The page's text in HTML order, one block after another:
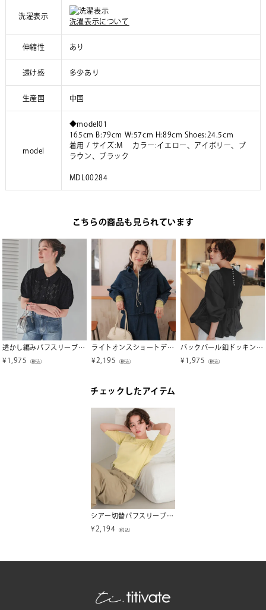
洗濯表示
洗濯表示について
伸縮性 あり
透け感 多少あり
生産国 中国
model
◆model01
165cm B:79cm W:57cm H:89cm Shoes:24.5cm
着用 / サイズ:M カラー:イエロー、アイボリー、ブ
ラウン、ブラック
MDL00284
こちらの商品も見られています
透かし編みパフスリーブニットトップス
¥ 1,975 （税込）
ライトオンスショートデニムシャツ
¥ 2,195 （税込）
バックパール釦ドッキングペプラムトップス
¥ 1,975 （税込）
チェックしたアイテム
シアー切替パフスリーブニットトップス
¥ 2,194 （税込）